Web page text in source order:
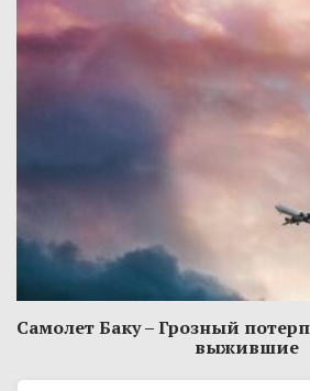
Самолет Баку – Грозный
выжившие